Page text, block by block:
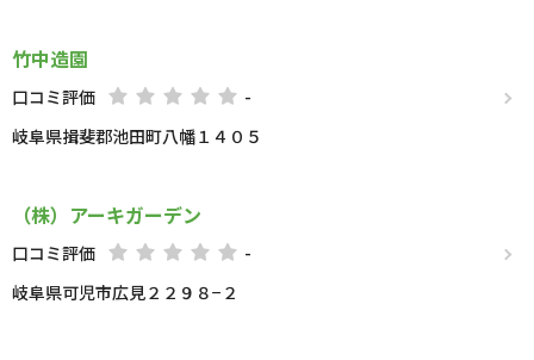
竹中造園
口コミ評価
-
岐阜県揖斐郡池田町八幡１４０５
（株）アーキガーデン
口コミ評価
-
岐阜県可児市広見２２９８−２